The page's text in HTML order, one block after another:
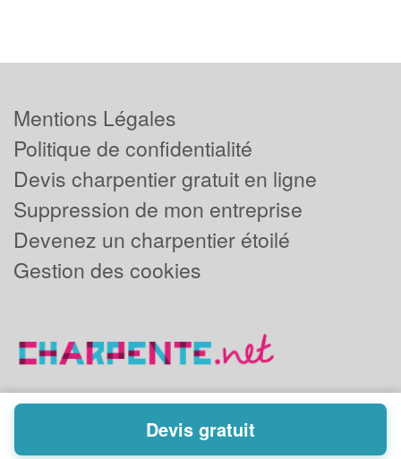
Mentions Légales
Politique de confidentialité
Devis charpentier gratuit en ligne
Suppression de mon entreprise
Devenez un charpentier étoilé
Gestion des cookies
Powered byPlus que pro
Devis gratuit